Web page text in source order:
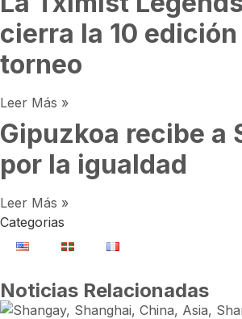
cierra la 10
torneo
Leer Más »
Gipuzkoa recibe a
por la igualdad
Leer Más »
Categorias
Noticias Relacionadas